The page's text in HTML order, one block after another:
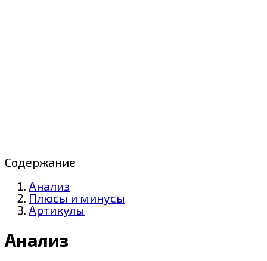
Содержание
Анализ
Плюсы и минусы
Артикулы
Анализ